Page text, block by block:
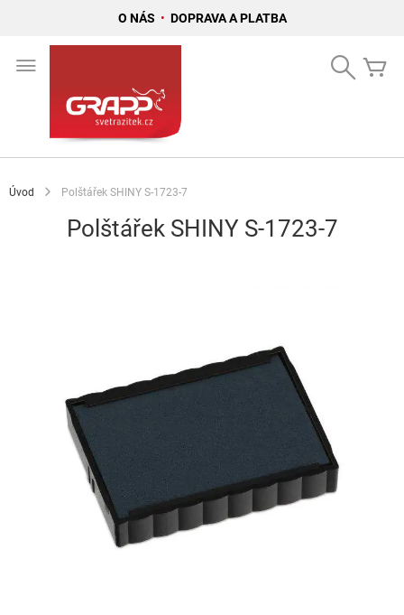
O NÁS • DOPRAVA A PLATBA
Search
Úvod Polštářek SHINY S-1723-7
Polštářek SHINY S-1723-7